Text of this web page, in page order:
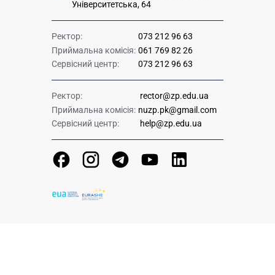
Університетська, 64
Ректор:
073 212 96 63
Приймальна комісія: 061 769 82 26
Сервісний центр:
073 212 96 63
Ректор:
rector@zp.edu.ua
Приймальна комісія: nuzp.pk@gmail.com
Сервісний центр:
help@zp.edu.ua